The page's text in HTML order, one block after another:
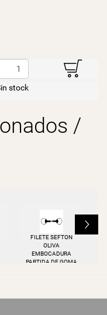
B
stock
/
FILETE SEFTON
OLIVA
EMBOCADURA
PARTIDA DE GOMA
L